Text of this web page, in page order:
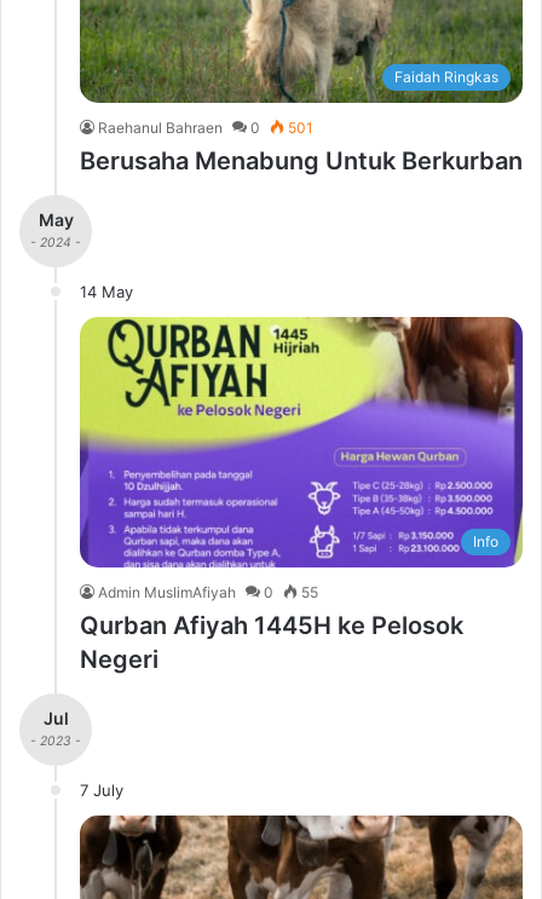
Faidah Ringkas
Raehanul Bahraen 0 501
Berusaha Menabung Untuk Berkurban
May
- 2024 -
14 May
Info
Admin MuslimAfiyah 0 55
Qurban Afiyah 1445H ke Pelosok
Negeri
Jul
- 2023 -
7 July